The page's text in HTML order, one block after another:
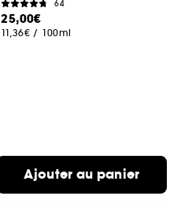
64
25,00€
11,36€ / 100ml
Ajouter au panier